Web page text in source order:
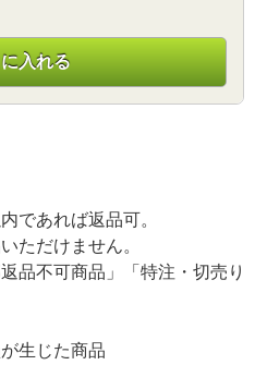
入れる
であれば返品可。
ただけません。
品不可商品」「特注・切売り
生じた商品